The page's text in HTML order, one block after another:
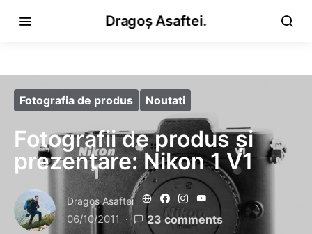
Dragoș Asaftei.
Fotografia de produs Noutati
Fotografii de produs și
prezentare: Nikon 1 V1
Dragoş Asaftei
06/10/2011 23 comments